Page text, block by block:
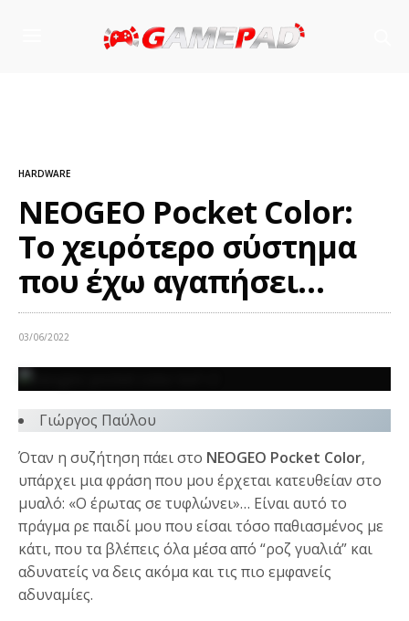
HARDWARE
NEOGEO Pocket Color:
Το χειρότερο σύστημα
που έχω αγαπήσει…
03/06/2022
Γιώργος Παύλου
Όταν η συζήτηση πάει στο NEOGEO Pocket Color,
υπάρχει μια φράση που μου έρχεται κατευθείαν στο
μυαλό: «Ο έρωτας σε τυφλώνει»… Είναι αυτό το
πράγμα ρε παιδί μου που είσαι τόσο παθιασμένος με
κάτι, που τα βλέπεις όλα μέσα από “ροζ γυαλιά” και
αδυνατείς να δεις ακόμα και τις πιο εμφανείς
αδυναμίες.